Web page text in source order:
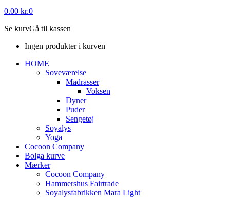
0.00 kr.0
Se kurvGå til kassen
Ingen produkter i kurven
HOME
Soveværelse
Madrasser
Voksen
Dyner
Puder
Sengetøj
Soyalys
Yoga
Cocoon Company
Bolga kurve
Mærker
Cocoon Company
Hammershus Fairtrade
Soyalysfabrikken Mara Light